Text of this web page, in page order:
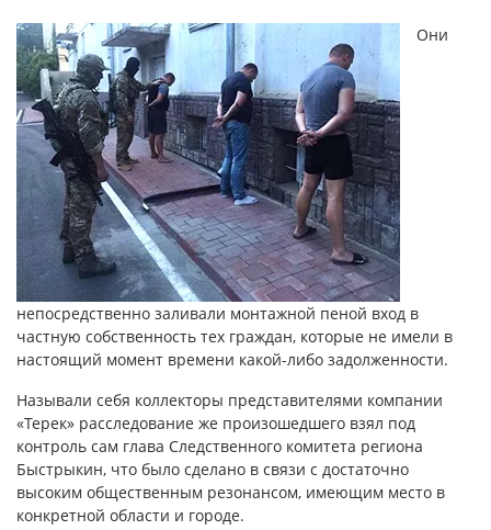
Они
непосредственно заливали монтажной пеной вход в
частную собственность тех граждан, которые не имели в
настоящий момент времени какой-либо задолженности.
Называли себя коллекторы представителями компании
«Терек» расследование же произошедшего взял под
контроль сам глава Следственного комитета региона
Быстрыкин, что было сделано в связи с достаточно
высоким общественным резонансом, имеющим место в
конкретной области и городе.